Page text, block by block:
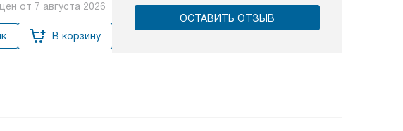
от 7 августа 2026
В корзину
ОСТАВИТЬ ОТЗЫВ